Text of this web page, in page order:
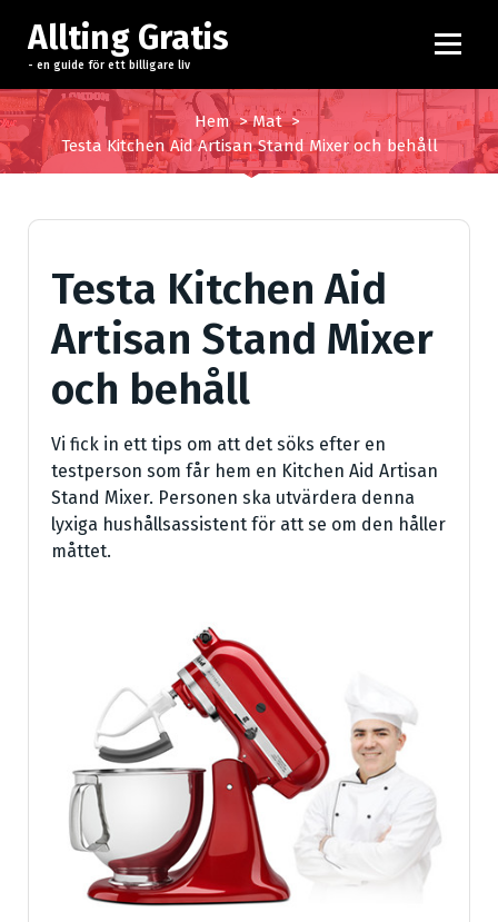
p
a
t
i
Allting Gratis
- en guide för ett billigare liv
Hem>Mat>
Testa Kitchen Aid Artisan Stand Mixer och behåll
Testa Kitchen Aid
Artisan Stand Mixer
och behåll
Vi fick in ett tips om att det söks efter en
testperson som får hem en Kitchen Aid Artisan
Stand Mixer. Personen ska utvärdera denna
lyxiga hushållsassistent för att se om den håller
måttet.